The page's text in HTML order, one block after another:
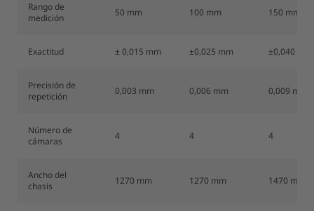
Rango de
medición
50 mm 100 mm 150 mm
Exactitud ± 0,015 mm ±0,025 mm ±0,040 mm
Precisión de
repetición
0,003 mm 0,006 mm 0,009 mm
Número de
cámaras
4 4 4
Ancho del
chasis
1270 mm 1270 mm 1470 mm